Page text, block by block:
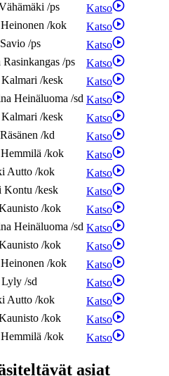
/ps
Katso
Heinonen /kok
Katso
Savio /ps
Katso
Rasinkangas /ps
Katso
Kalmari /kesk
Katso
Heinäluoma /sd Katso
Kalmari /kesk
Katso
Räsänen /kd
Katso
Hemmilä /kok
Katso
Autto /kok
Katso
Kontu /kesk
Katso
/kok
Katso
Heinäluoma /sd Katso
/kok
Katso
Heinonen /kok
Katso
Lyly /sd
Katso
Autto /kok
Katso
/kok
Katso
Hemmilä /kok Katso
asiat